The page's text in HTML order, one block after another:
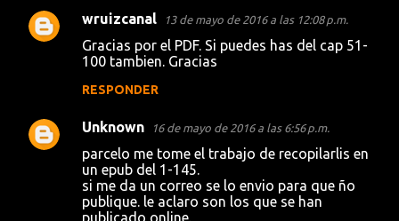
wruizcanal 13 de mayo de 2016 a las 12:08 p.m.
Gracias por el PDF. Si puedes has del cap 51-
100 tambien. Gracias
RESPONDER
Unknown 16 de mayo de 2016 a las 6:56 p.m.
parcelo me tome el trabajo de recopilarlis en
un epub del 1-145.
si me da un correo se lo envio para que ño
publique. le aclaro son los que se han
publicado online.